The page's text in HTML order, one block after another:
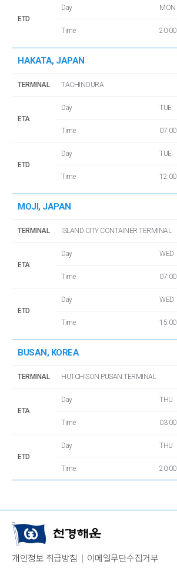
ETD
Day MON
Time 20:00
HAKATA, JAPAN
TERMINAL TACHINOURA
ETA
Day TUE
Time 07:00
ETD
Day TUE
Time 12:00
MOJI, JAPAN
TERMINAL ISLAND CITY CONTAINER TERMINAL
ETA
Day WED
Time 07:00
ETD
Day WED
Time 15:00
BUSAN, KOREA
TERMINAL HUTCHISON PUSAN TERMINAL
ETA
Day THU
Time 03:00
ETD
Day THU
Time 20:00
개인정보 취급방침 이메일무단수집거부